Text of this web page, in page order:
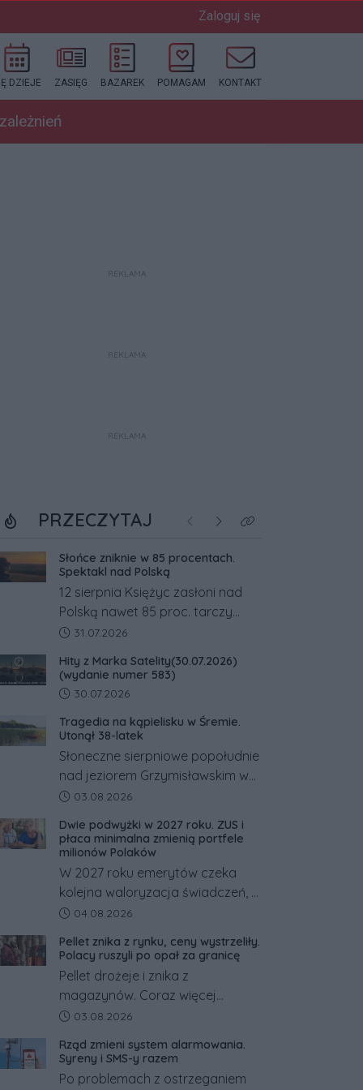
Zaloguj się
DZIEJE ZASIĘG BAZAREK POMAGAM KONTAKT
REKLAMA
REKLAMA
REKLAMA
PRZECZYTAJ Poprzednie
NastępneKliknij aby zobaczyć
Słońce zniknie w 85 procentach.
Spektakl nad Polską
12 sierpnia Księżyc zasłoni nad
Polską nawet 85 proc. tarczy
Słońca. Największe zaćmienie od
zachodem.
Data dodania artykułu:
31.07.2026
Hity z Marka Satelity(30.07.2026)
(wydanie numer 583)
Data dodania artykułu:
30.07.2026
Tragedia na kąpielisku w Śremie.
Utonął 38-latek
Słoneczne sierpniowe popołudnie
nad jeziorem Grzymisławskim w
powiecie śremskim zakończyło
zdołały odwrócić nawet
natychmiastowe działania służb
ratunkowych.
Data dodania artykułu:
03.08.2026
Dwie podwyżki w 2027 roku. ZUS i
płaca minimalna zmienią portfele
milionów Polaków
W 2027 roku emerytów czeka
kolejna waloryzacja świadczeń, a
pracowników podwyżka płacy
tym zmianom zyskają.
Data dodania artykułu:
04.08.2026
Pellet znika z rynku, ceny wystrzeliły.
Polacy ruszyli po opał za granicę
Pellet drożeje i znika z
magazynów. Coraz więcej
Polaków szuka opału za granicą,
złotych tańszy niż w kraju. Co się
dzieje?
Data dodania artykułu:
03.08.2026
Rząd zmieni system alarmowania.
Syreny i SMS-y razem
Po problemach z ostrzeganiem